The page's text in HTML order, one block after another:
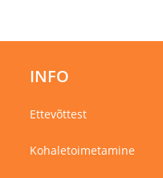
INFO
Ettevõttest
Kohaletoimetamine